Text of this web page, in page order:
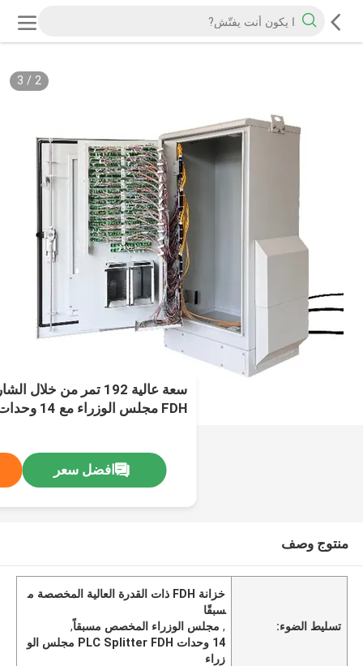
2
/
3
سعة عالية 192 تمر من
FDH مجلس الوزراء مع 14 وحدات PLC Splitter
افضل سعر
منتوج وصف
تسليط الضوء:
خزانة FDH ذات القدرة العالية المخصصة م
سبقًا
, مجلس الوزراء المخصص مسبقاً,
14 وحدات PLC Splitter FDH مجلس الو
زراء